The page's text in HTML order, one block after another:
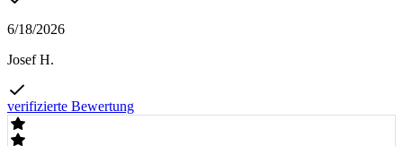
6/18/2026
Josef H.
verifizierte Bewertung